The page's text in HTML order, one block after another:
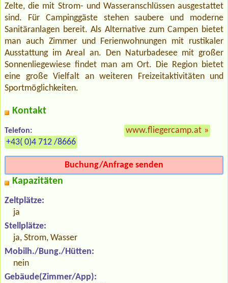
Zelte, die mit Strom- und Wasseranschlüssen ausgestattet
sind. Für Campinggäste stehen saubere und moderne
Sanitäranlagen bereit. Als Alternative zum Campen bietet
man auch Zimmer und Ferienwohnungen mit rustikaler
Ausstattung im Areal an. Den Naturbadesee mit großer
Sonnenliegewiese findet man am Ort. Die Region bietet
eine große Vielfalt an weiteren Freizeitaktivitäten und
Sportmöglichkeiten.
Kontakt
Telefon:
+43( 0)4 712 /8666
www.fliegercamp.at »
Buchung/Anfrage senden
Kapazitäten
Zeltplätze:
ja
Stellplätze:
ja, Strom, Wasser
Mobilh./Bung./Hütten:
nein
Gebäude(Zimmer/App):